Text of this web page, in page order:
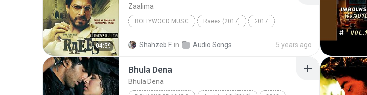
04:59
Zaalima
BOLLYWOOD MUSIC Raees (2017) 2017
Shahzeb F. in Audio Songs 5 years ago
Bhula Dena
Bhula Dena